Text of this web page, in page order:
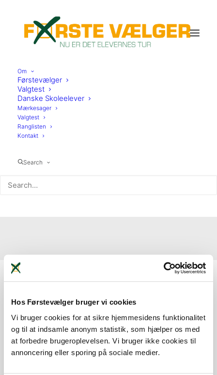
Hos Førstevælger bruger vi cookies
Vi bruger cookies for at sikre hjemmesidens funktionalitet
og til at indsamle anonym statistik, som hjælper os med
at forbedre brugeroplevelsen. Vi bruger ikke cookies til
annoncering eller sporing på sociale medier.
Om
Førstevælger
Valgtest
Danske Skoleelever
Mærkesager
Valgtest
Ranglisten
Kontakt
Search
Nothing Found
It seems we can’t find what you’re looking for. Perhaps
searching can help.